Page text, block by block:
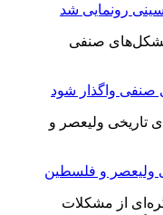
رونمایی شد
صنفی واگذار شود
ولیعصر و فلسطین